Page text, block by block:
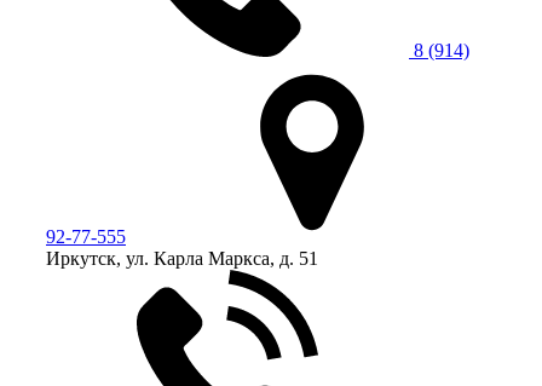
8 (914)
92-77-555
Иркутск, ул. Карла Маркса, д. 51